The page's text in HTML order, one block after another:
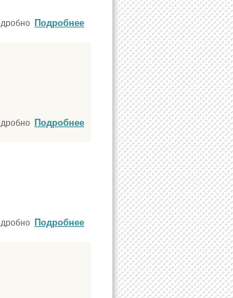
Подробнее
Подробнее
Подробнее